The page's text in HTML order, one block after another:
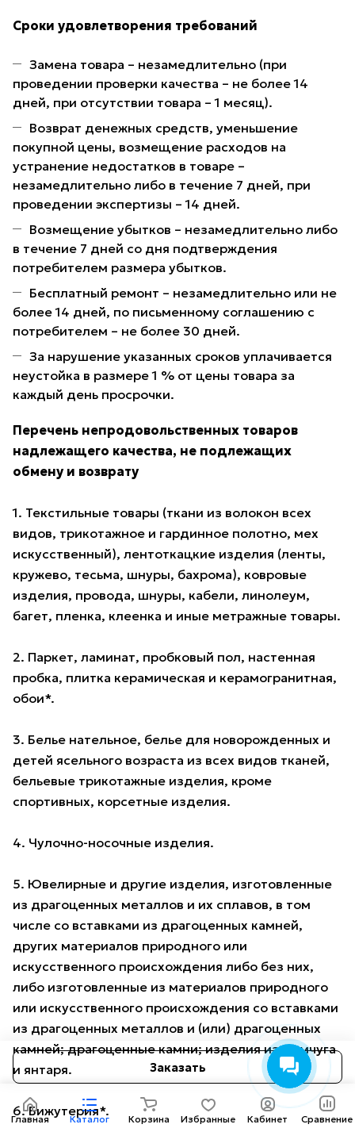
Заказать
Сроки удовлетворения требований
Замена товара – незамедлительно (при
проведении проверки качества – не более 14
дней, при отсутствии товара – 1 месяц).
Возврат денежных средств, уменьшение
покупной цены, возмещение расходов на
устранение недостатков в товаре –
незамедлительно либо в течение 7 дней, при
проведении экспертизы – 14 дней.
Возмещение убытков – незамедлительно либо
в течение 7 дней со дня подтверждения
потребителем размера убытков.
Бесплатный ремонт – незамедлительно или не
более 14 дней, по письменному соглашению с
потребителем – не более 30 дней.
За нарушение указанных сроков уплачивается
неустойка в размере 1 % от цены товара за
каждый день просрочки.
Перечень непродовольственных товаров
надлежащего качества, не подлежащих
обмену и возврату
1. Текстильные товары (ткани из волокон всех
видов, трикотажное и гардинное полотно, мех
искусственный), лентоткацкие изделия (ленты,
кружево, тесьма, шнуры, бахрома), ковровые
изделия, провода, шнуры, кабели, линолеум,
багет, пленка, клеенка и иные метражные товары.
2. Паркет, ламинат, пробковый пол, настенная
пробка, плитка керамическая и керамогранитная,
обои*.
3. Белье нательное, белье для новорожденных и
детей ясельного возраста из всех видов тканей,
бельевые трикотажные изделия, кроме
спортивных, корсетные изделия.
4. Чулочно-носочные изделия.
5. Ювелирные и другие изделия, изготовленные
из драгоценных металлов и их сплавов, в том
числе со вставками из драгоценных камней,
других материалов природного или
искусственного происхождения либо без них,
либо изготовленные из материалов природного
или искусственного происхождения со вставками
из драгоценных металлов и (или) драгоценных
камней; драгоценные камни; изделия из жемчуга
и янтаря.
6. Бижутерия*.
Главная Каталог Корзина Избранные Кабинет Сравнение